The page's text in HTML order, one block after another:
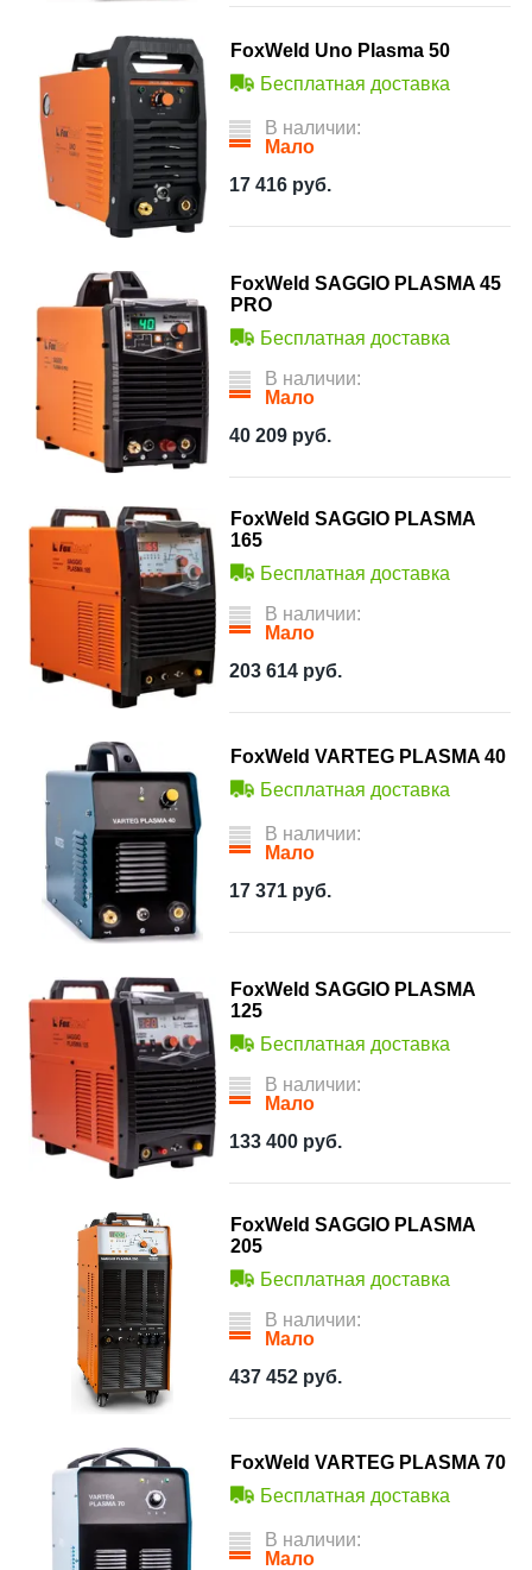
FoxWeld Uno Plasma 50
Бесплатная доставка
В наличии:
Мало
17 416 руб.
FoxWeld SAGGIO PLASMA 45
PRO
Бесплатная доставка
В наличии:
Мало
40 209 руб.
FoxWeld SAGGIO PLASMA
165
Бесплатная доставка
В наличии:
Мало
203 614 руб.
FoxWeld VARTEG PLASMA 40
Бесплатная доставка
В наличии:
Мало
17 371 руб.
FoxWeld SAGGIO PLASMA
125
Бесплатная доставка
В наличии:
Мало
133 400 руб.
FoxWeld SAGGIO PLASMA
205
Бесплатная доставка
В наличии:
Мало
437 452 руб.
FoxWeld VARTEG PLASMA 70
Бесплатная доставка
В наличии:
Мало